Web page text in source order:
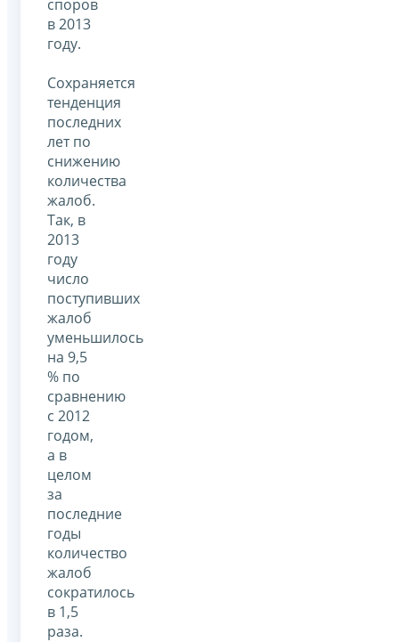
споров
в 2013
году.
Сохраняется
тенденция
последних
лет по
снижению
количества
жалоб.
Так, в
2013
году
число
поступивших
жалоб
уменьшилось
на 9,5
% по
сравнению
с 2012
годом,
а в
целом
за
последние
годы
количество
жалоб
сократилось
в 1,5
раза.